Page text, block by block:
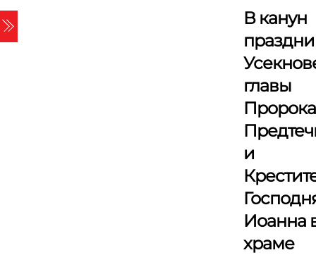
Skip
to
content
В канун
главы
и
Иоанна
храме